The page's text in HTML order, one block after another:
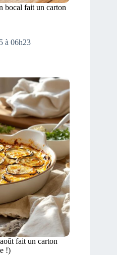
bocal fait un carton
à 06h23
fait un carton
!)